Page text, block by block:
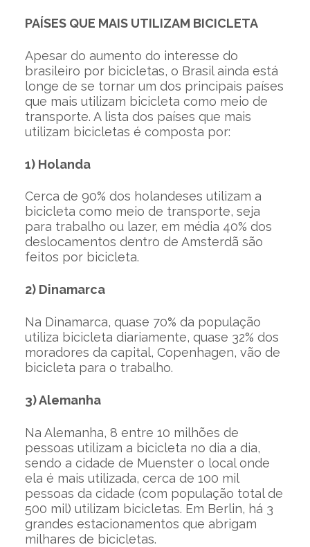
PAÍSES QUE MAIS UTILIZAM BICICLETA
Apesar do aumento do interesse do
brasileiro por bicicletas, o Brasil ainda está
longe de se tornar um dos principais países
que mais utilizam bicicleta como meio de
transporte. A lista dos países que mais
utilizam bicicletas é composta por:
1) Holanda
Cerca de 90% dos holandeses utilizam a
bicicleta como meio de transporte, seja
para trabalho ou lazer, em média 40% dos
deslocamentos dentro de Amsterdã são
feitos por bicicleta.
2) Dinamarca
Na Dinamarca, quase 70% da população
utiliza bicicleta diariamente, quase 32% dos
moradores da capital, Copenhagen, vão de
bicicleta para o trabalho.
3) Alemanha
Na Alemanha, 8 entre 10 milhões de
pessoas utilizam a bicicleta no dia a dia,
sendo a cidade de Muenster o local onde
ela é mais utilizada, cerca de 100 mil
pessoas da cidade (com população total de
500 mil) utilizam bicicletas. Em Berlin, há 3
grandes estacionamentos que abrigam
milhares de bicicletas.